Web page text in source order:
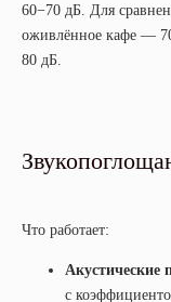
60−70 дБ. Для
оживлённое кафе —
80 дБ.
Что работает:
Акустические
с